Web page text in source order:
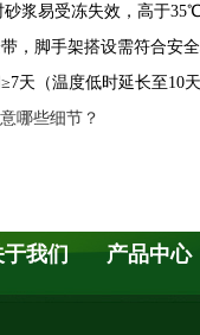
浆易受冻失效，高于
，脚手架搭设需符合安
天（温度低时延长至10
哪些细节？
于我们 产品中心